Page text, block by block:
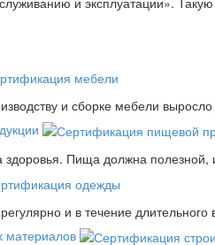
и сборке мебели
здоровья. Пища должна
и в течение
материалов